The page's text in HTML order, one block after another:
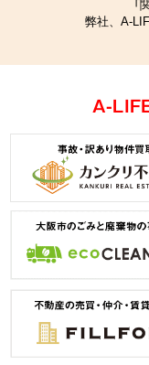
「
弊社、A-
A-